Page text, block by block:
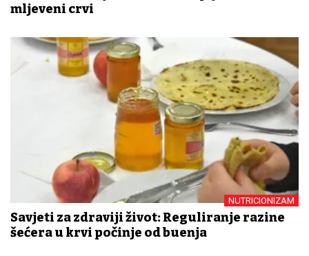
mljeveni crvi
NUTRICIONIZAM
Savjeti za zdraviji život: Reguliranje razine
šećera u krvi počinje od buđenja